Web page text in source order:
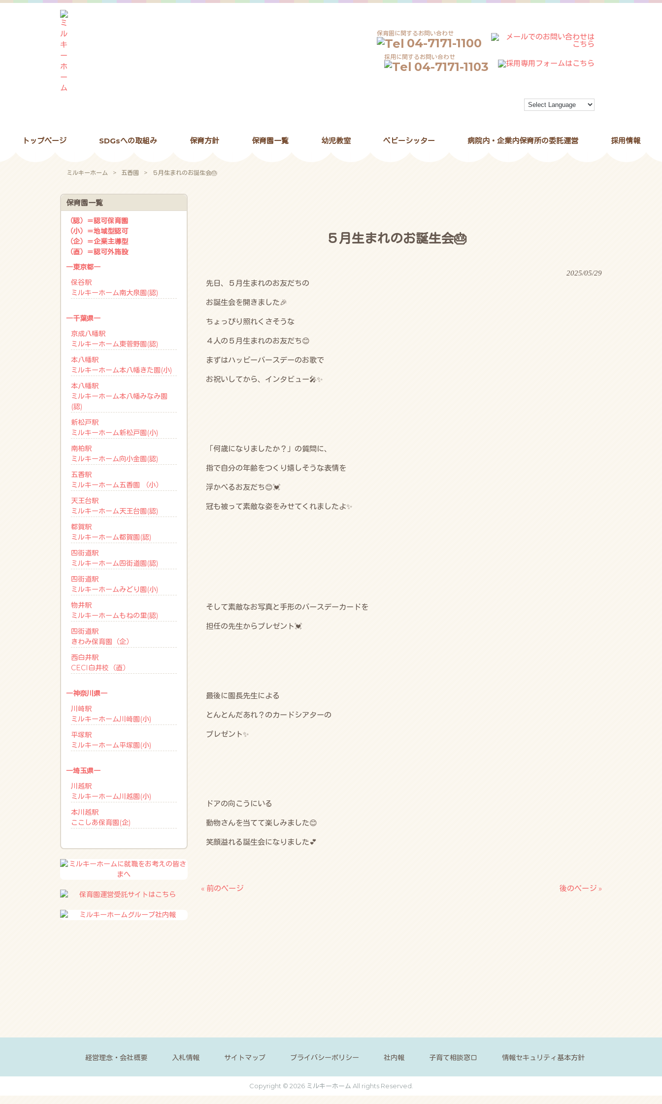
04-7171-1100
04-7171-1103
トップページ SDGsへの取組み 保育方針 保育園一覧 幼児教室 ベビーシッター 病院内・企業内保育所の委託運営 採用情報
ミルキーホーム > 五香園 > ５月生まれのお誕生会🎂
５月生まれのお誕生会🎂
2025/05/29
先日、５月生まれのお友だちの
お誕生会を開きました🎉
ちょっぴり照れくさそうな
４人の５月生まれのお友だち😊
まずはハッピーバースデーのお歌で
お祝いしてから、インタビュー🎤✨
「何歳になりましたか？」の質問に、
指で自分の年齢をつくり嬉しそうな表情を
浮かべるお友だち😊💓
冠も被って素敵な姿をみせてくれましたよ✨
そして素敵なお写真と手形のバースデーカードを
担任の先生からプレゼント💓
最後に園長先生による
とんとんだあれ？のカードシアターの
プレゼント✨
ドアの向こうにいる
動物さんを当てて楽しみました😊
笑顔溢れる誕生会になりました💕
« 前のページ 後のページ »
保育園一覧
（認）＝認可保育園
（小）＝地域型認可
（企）＝企業主導型
（直）＝認可外施設
―東京都―
保谷駅
ミルキーホーム南大泉園(認)
―千葉県―
京成八幡駅
ミルキーホーム東菅野園(認)
本八幡駅
ミルキーホーム本八幡きた園(小)
本八幡駅
ミルキーホーム本八幡みなみ園
(認)
新松戸駅
ミルキーホーム新松戸園(小)
南柏駅
ミルキーホーム向小金園(認)
五香駅
ミルキーホーム五香園 （小）
天王台駅
ミルキーホーム天王台園(認)
都賀駅
ミルキーホーム都賀園(認)
四街道駅
ミルキーホーム四街道園(認)
四街道駅
ミルキーホームみどり園(小)
物井駅
ミルキーホームもねの里(認)
四街道駅
きわみ保育園（企）
西白井駅
CECI白井校（直）
―神奈川県―
川崎駅
ミルキーホーム川崎園(小)
平塚駅
ミルキーホーム平塚園(小)
―埼玉県―
川越駅
ミルキーホーム川越園(小)
本川越駅
ここしあ保育園(企)
経営理念・会社概要 入札情報 サイトマップ プライバシーポリシー 社内報 子育て相談窓口 情報セキュリティ基本方針
Copyright © 2026 ミルキーホーム All rights Reserved.